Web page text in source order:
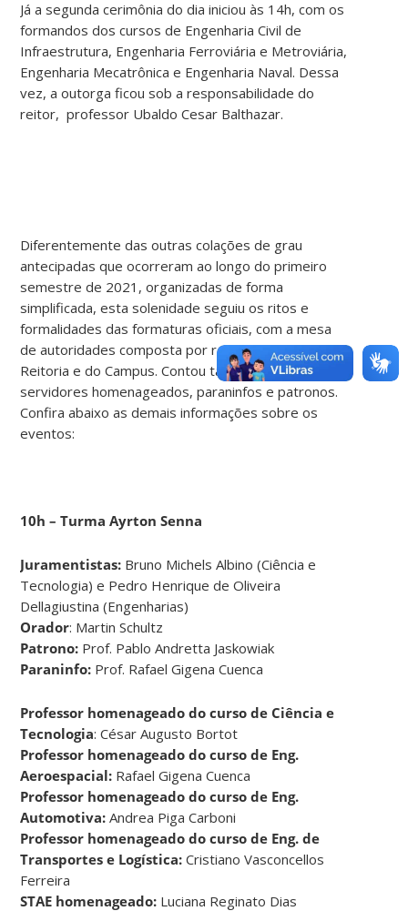
Já a segunda cerimônia do dia iniciou às 14h, com os
formandos dos cursos de Engenharia Civil de
Infraestrutura, Engenharia Ferroviária e Metroviária,
Engenharia Mecatrônica e Engenharia Naval. Dessa
vez, a outorga ficou sob a responsabilidade do
reitor, professor Ubaldo Cesar Balthazar.
Diferentemente das outras colações de grau
antecipadas que ocorreram ao longo do primeiro
semestre de 2021, organizadas de forma
simplificada, esta solenidade seguiu os ritos e
formalidades das formaturas oficiais, com a mesa
de autoridades composta por representantes da
Reitoria e do Campus. Contou também com
servidores homenageados, paraninfos e patronos.
Confira abaixo as demais informações sobre os
eventos:
10h – Turma Ayrton Senna
Juramentistas: Bruno Michels Albino (Ciência e
Tecnologia) e Pedro Henrique de Oliveira
Dellagiustina (Engenharias)
Orador: Martin Schultz
Patrono: Prof. Pablo Andretta Jaskowiak
Paraninfo: Prof. Rafael Gigena Cuenca
Professor homenageado do curso de Ciência e
Tecnologia: César Augusto Bortot
Professor homenageado do curso de Eng.
Aeroespacial: Rafael Gigena Cuenca
Professor homenageado do curso de Eng.
Automotiva: Andrea Piga Carboni
Professor homenageado do curso de Eng. de
Transportes e Logística: Cristiano Vasconcellos
Ferreira
STAE homenageado: Luciana Reginato Dias